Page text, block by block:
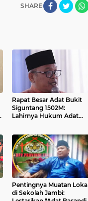
SHARE
Rapat Besar Adat Bukit
Siguntang 1502M:
Lahirnya Hukum Adat
Pentingnya Muatan Lokal
di Sekolah Jambi: